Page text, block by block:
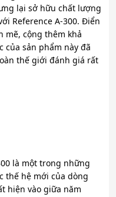
lại sở hữu chất lượng
Reference A-300. Điển
mẽ, cộng thêm khả
sản phẩm này đã
thế giới đánh giá rất
là một trong những
thế hệ mới của dòng
hiện vào giữa năm